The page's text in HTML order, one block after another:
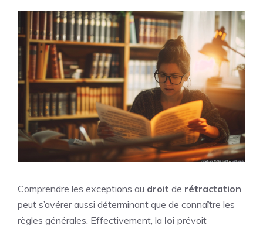
Comprendre les exceptions au droit de rétractation
peut s’avérer aussi déterminant que de connaître les
règles générales. Effectivement, la loi prévoit